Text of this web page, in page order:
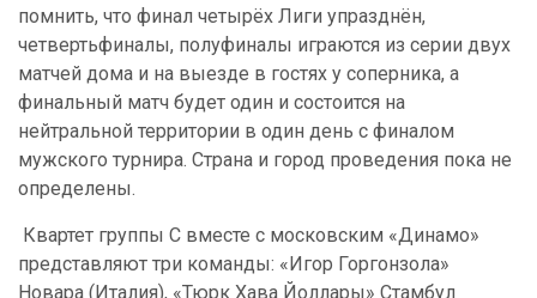
помнить, что финал четырёх Лиги упразднён,
четвертьфиналы, полуфиналы играются из серии двух
матчей дома и на выезде в гостях у соперника, а
финальный матч будет один и состоится на
нейтральной территории в один день с финалом
мужского турнира. Страна и город проведения пока не
определены.
Квартет группы С вместе с московским «Динамо»
представляют три команды: «Игор Горгонзола»
Новара (Италия), «Тюрк Хава Йоллары» Стамбул